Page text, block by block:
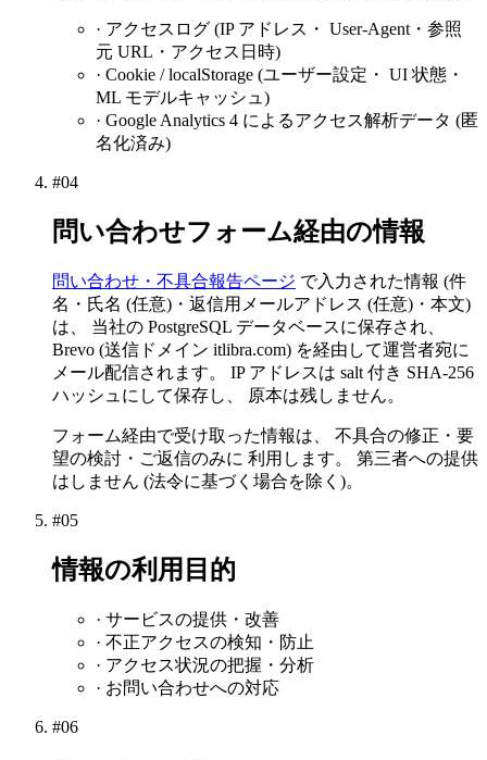
· アクセスログ (IP アドレス・ User-Agent・参照
元 URL・アクセス日時)
· Cookie / localStorage (ユーザー設定・ UI 状態・
ML モデルキャッシュ)
· Google Analytics 4 によるアクセス解析データ (匿
名化済み)
#04
問い合わせフォーム経由の情報
問い合わせ・不具合報告ページ で入力された情報 (件
名・氏名 (任意)・返信用メールアドレス (任意)・本文)
は、 当社の PostgreSQL データベースに保存され、
Brevo (送信ドメイン itlibra.com) を経由して運営者宛に
メール配信されます。 IP アドレスは salt 付き SHA-256
ハッシュにして保存し、 原本は残しません。
フォーム経由で受け取った情報は、 不具合の修正・要
望の検討・ご返信のみに 利用します。 第三者への提供
はしません (法令に基づく場合を除く)。
#05
情報の利用目的
· サービスの提供・改善
· 不正アクセスの検知・防止
· アクセス状況の把握・分析
· お問い合わせへの対応
#06